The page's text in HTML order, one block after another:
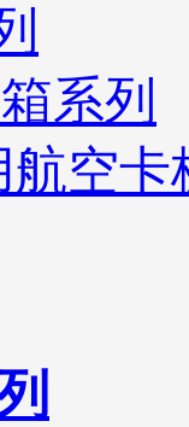
系列
航空卡